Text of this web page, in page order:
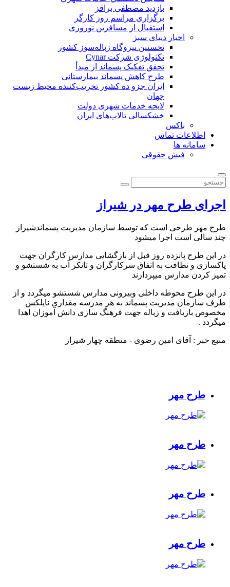
بازدید مصطفی براقز
برگزاری مراسم روز کارگر
استقبال از مسافرین نوروزی
اخبار دنیای سبز
نخستین نیروگاه زباله‌سوز کشور
تکنولوژی شرکت Cynar
تحقق تفکیک پسماند از مبدأ
طرح کاهش پسماند بیمارستانی
ايران جزو ده كشور تخريب‌كننده محيط زيست
جهان
لایحه خدمات شهری دولت
خشکسالی تالاب‌های ایران
باکس
اطلاعات تماس
سامانه ها
فیش حقوقی
اجرای طرح مهر در شیراز
طرح مهر طرحی است که توسط سازمان مدیریت پسماندشیراز
چند سالی است اجرا میشود
در اين طرح پانزده روز قبل از بازگشایی مدارس کارگران جهت
پاکسازی و نظافت به اتفاق سرکارگران و تانکر آب به شستشو و
تمیز کردن مدارس میپردازند
در این طرح محوطه داخلی وبیرونی مدارس شستشو میگردد و از
طرف سازمان مدیریت پسماند به هر مدرسه مقداری نایلکس
مخصوص بازیافت و زباله جهت فرهنگ سازی دانش آموزان اهدا
میگردد .
منبع خبر : آقای امین رضوی - منطقه چهار شیراز
طرح مهر
طرح مهر
طرح مهر
طرح مهر